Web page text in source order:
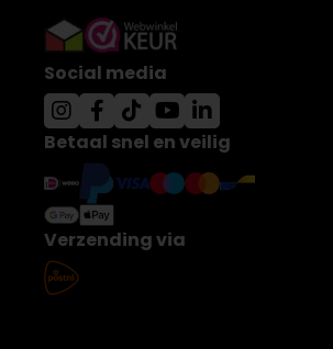
Social media
Betaal snel en veilig
Verzending via